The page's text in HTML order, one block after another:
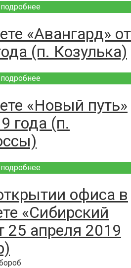
подробнее
«Авангард» от
(п. Козулька)
подробнее
«Новый путь»
года (п.
подробнее
офиса в
«Сибирский
25 апреля 2019